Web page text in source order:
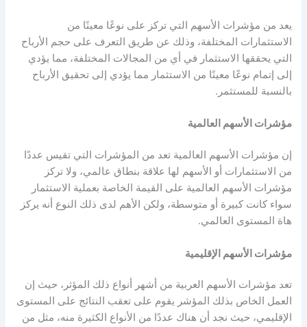
يعد من مؤشرات الأسهمالتي تركز على نوعًا معينًا من
الاستثمارات المختلفة، وذلك عن طريق التعرف على حجم الأرباح
التي يحققها الاستثمار في أي من المجالات المختلفة، مما يؤدي
إلى إتمام نوعًا معينًا من الاستثمار مما يؤدي إلى تحقيق الأرباح
بالنسبة للمستثمر.
مؤشرات الأسهم العالمية
إن مؤشرات الأسهم العالميةتعد من المؤشرات التي تقيس عددًا
من الاستثمارات أو الأسهم لها علاقة بنطاق عالمي، ولا تركز
مؤشرات الأسهم العالميةعلى القيمة الخاصة بعملية الاستثمار
سواء كانت كبيرة أو متوسطة، ولكن الأهم لدى ذلك النوع أنه يركز
هاة المستوى العالمي.
مؤشرات الأسهمالإقليمية
تعد مؤشرات الأسهم العربيةمن أشهر أنواع ذلك المؤثر، حيث إن
العمل الخاص بذلك المؤشر يقوم على تعقب النتائج على المستوى
الإقليمي، حيث نجد أن هناك عددًا من الأنواع الكثيرة منه، مثل من